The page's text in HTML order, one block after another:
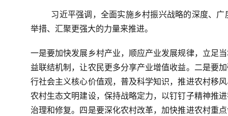
习近平强调， 全面实施乡村振兴战略的深度、
举措、汇聚更强大的力量来推进。
一是要加快发展乡村产业，顺应产业发展规律，立足
益联结机制，让农民更多分享产业增值收益。二是要
行社会主义核心价值观，普及科学知识，推进农村移
农村生态文明建设，保持战略定力，以钉钉子精神推
治理和修复。四是要深化农村改革，加快推进农村重